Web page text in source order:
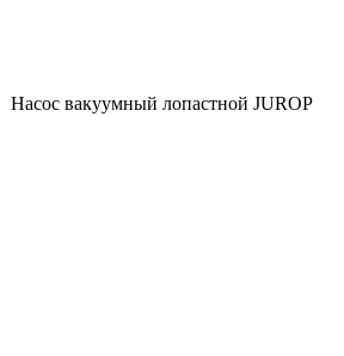
Насос вакуумный лопастной JUROP